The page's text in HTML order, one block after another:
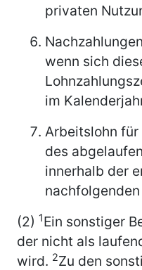
privaten
wenn sich
im
Arbeitslohn
des
innerhalb der
(2) 1Ein sonstiger
der nicht als
wird. 2Zu den